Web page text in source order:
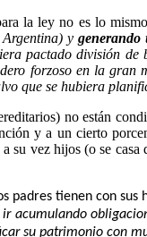
la ley no es lo
y generando
pactado división de
forzoso en la
que se hubiera
no están
y a un cierto
a su vez hijos (o se
padres tienen con sus
ir acumulando
su patrimonio con